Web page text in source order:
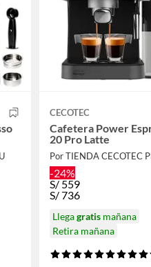
CECOTEC
Cafetera Power
20 Pro Latte
Por TIENDA CECOTEC
-24%
S/ 559
S/736
Llegagratismañana
Retira mañana